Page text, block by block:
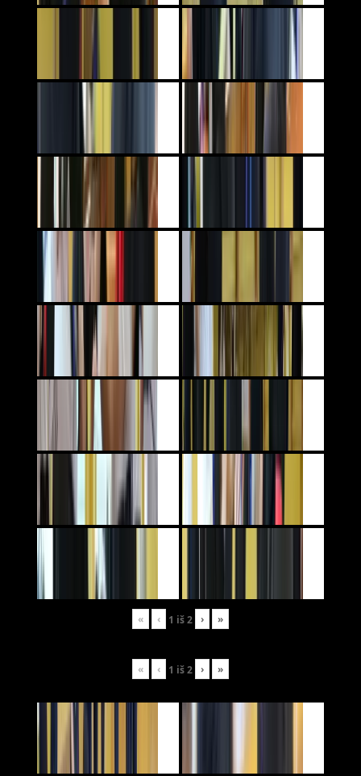
« ‹ 1 iš2 › »
« ‹ 1 iš2 › »